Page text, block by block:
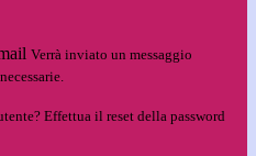
Verrà inviato un messaggio
Effettua il reset della password